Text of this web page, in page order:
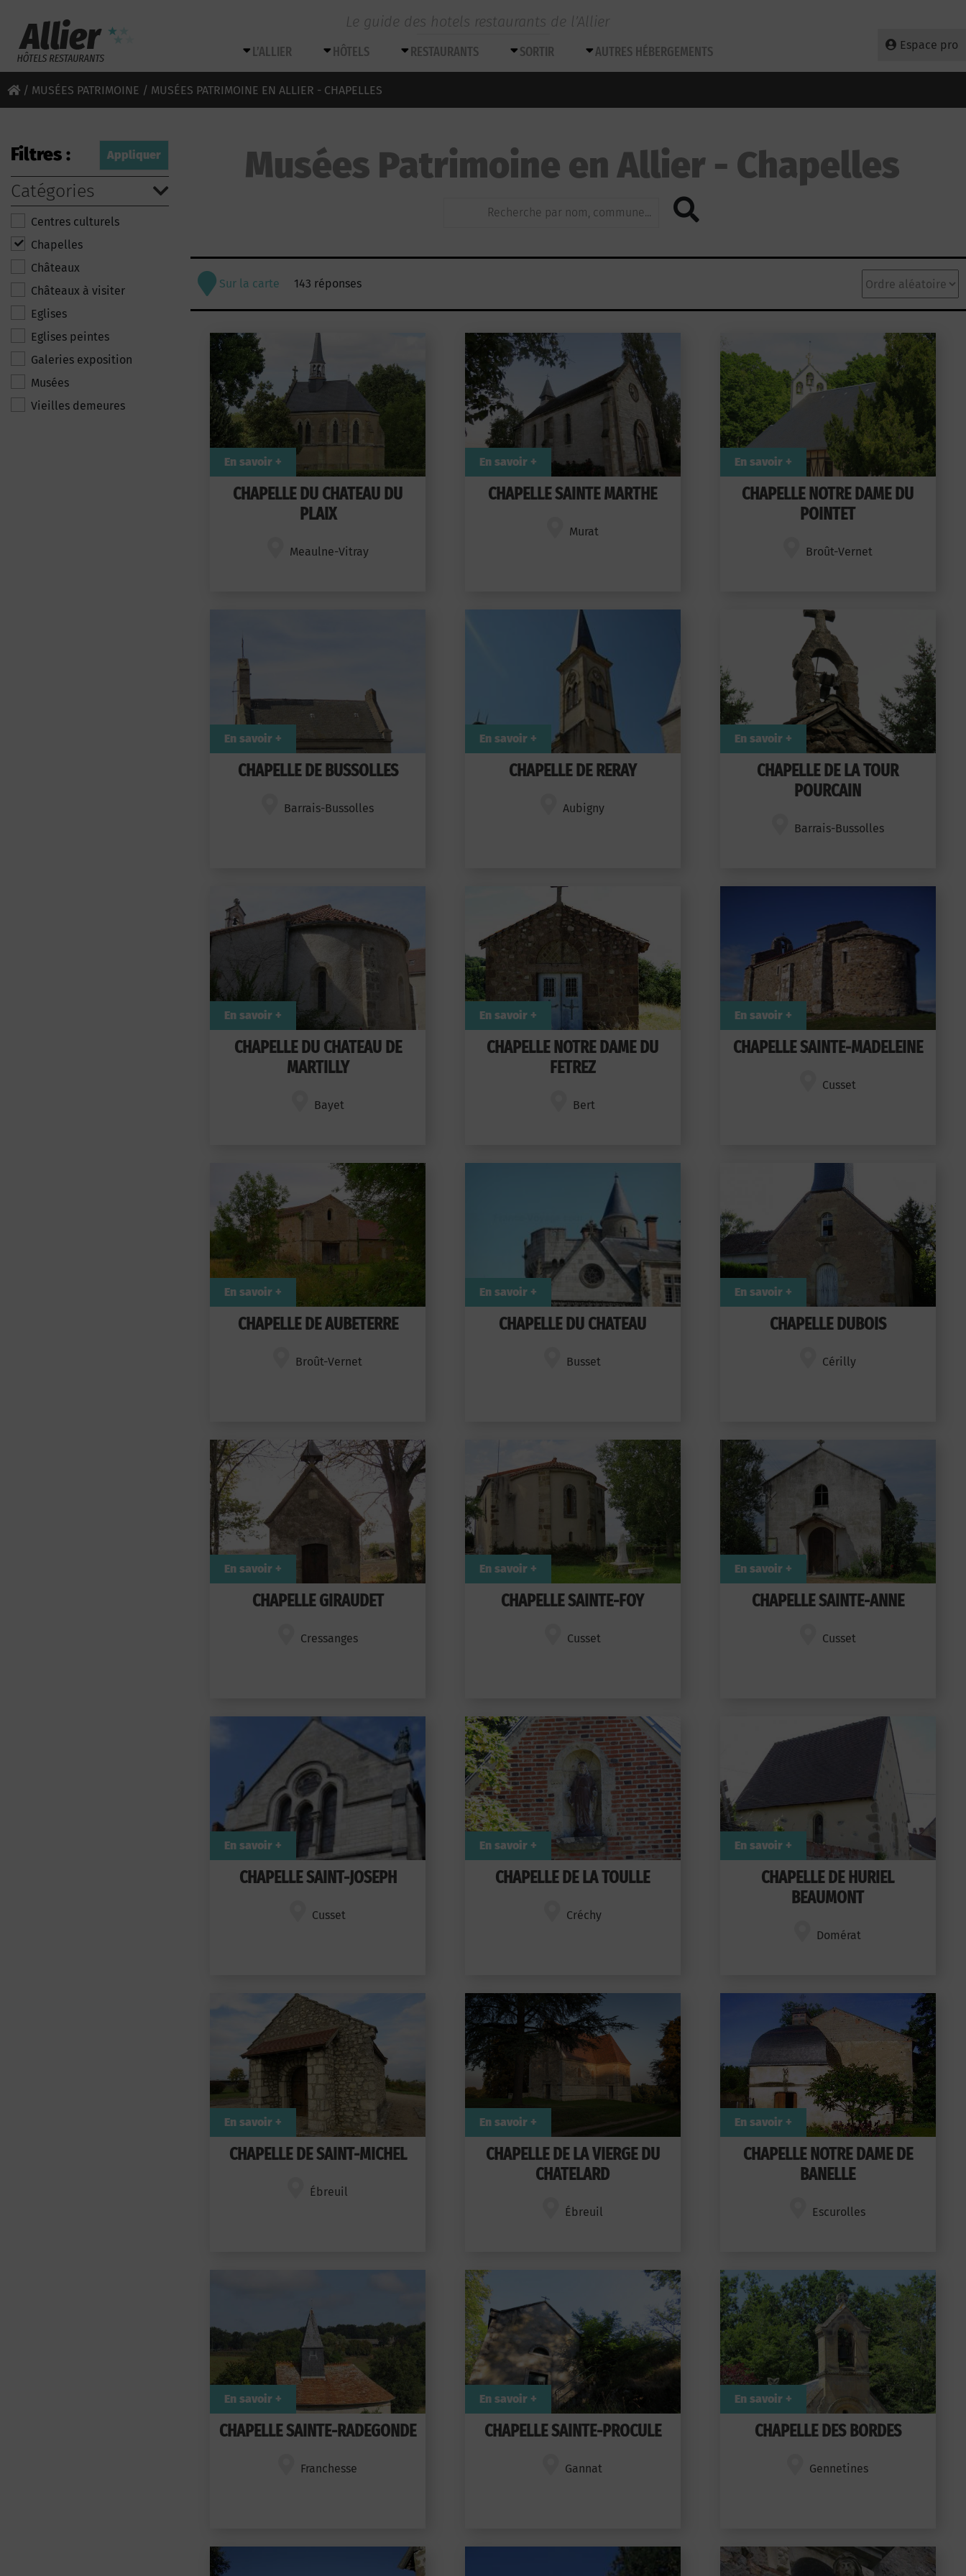
Le guide des hotels restaurants de l’Allier
Espace pro
L’ALLIER HÔTELS RESTAURANTS SORTIR AUTRES HÉBERGEMENTS
/ MUSÉES PATRIMOINE / MUSÉES PATRIMOINE EN ALLIER - CHAPELLES
Filtres :
Catégories
Centres culturels
Chapelles
Châteaux
Châteaux à visiter
Eglises
Eglises peintes
Galeries exposition
Musées
Vieilles demeures
Musées Patrimoine en Allier Chapelles
Sur la carte 143 réponses
CHAPELLE DU CHATEAU DU
PLAIX
Meaulne-Vitray
En savoir +
CHAPELLE SAINTE MARTHE
Murat
En savoir +
CHAPELLE NOTRE DAME DU
POINTET
Broût-Vernet
En savoir +
CHAPELLE DE BUSSOLLES
Barrais-Bussolles
En savoir +
CHAPELLE DE RERAY
Aubigny
En savoir +
CHAPELLE DE LA TOUR
POURCAIN
Barrais-Bussolles
En savoir +
CHAPELLE DU CHATEAU DE
MARTILLY
Bayet
En savoir +
CHAPELLE NOTRE DAME DU
FETREZ
Bert
En savoir +
CHAPELLE SAINTE-MADELEINE
Cusset
En savoir +
CHAPELLE DE AUBETERRE
Broût-Vernet
En savoir +
CHAPELLE DU CHATEAU
Busset
En savoir +
CHAPELLE DUBOIS
Cérilly
En savoir +
CHAPELLE GIRAUDET
Cressanges
En savoir +
CHAPELLE SAINTE-FOY
Cusset
En savoir +
CHAPELLE SAINTE-ANNE
Cusset
En savoir +
CHAPELLE SAINT-JOSEPH
Cusset
En savoir +
CHAPELLE DE LA TOULLE
Créchy
En savoir +
CHAPELLE DE HURIEL
BEAUMONT
Domérat
En savoir +
CHAPELLE DE SAINT-MICHEL
Ébreuil
En savoir +
CHAPELLE DE LA VIERGE DU
CHATELARD
Ébreuil
En savoir +
CHAPELLE NOTRE DAME DE
BANELLE
Escurolles
En savoir +
CHAPELLE SAINTE-RADEGONDE
Franchesse
En savoir +
CHAPELLE SAINTE-PROCULE
Gannat
En savoir +
CHAPELLE DES BORDES
Gennetines
En savoir +